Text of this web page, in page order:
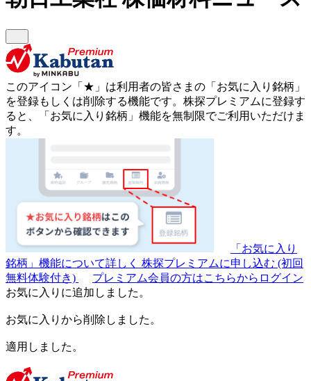
このアイコン 「★」 は利用者の皆さまの 「お気に入り銘柄」
を登録もしくは削除する機能です。 株探プレミアムに登録す
ると、「お気に入り銘柄」機能を無制限でご利用いただけま
す。
「お気に入り
銘柄」機能について詳しく 株探プレミアムに申し込む (初回
無料体験付き)
プレミアム会員の方はこちらからログイン
お気に入りに追加しました。
お気に入りから削除しました。
適用しました。